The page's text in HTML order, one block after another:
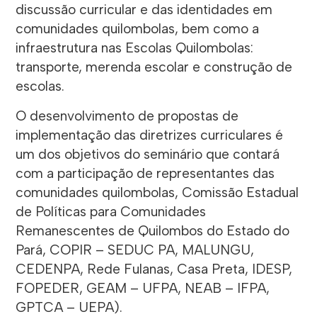
discussão curricular e das identidades em
comunidades quilombolas, bem como a
infraestrutura nas Escolas Quilombolas:
transporte, merenda escolar e construção de
escolas.
O desenvolvimento de propostas de
implementação das diretrizes curriculares é
um dos objetivos do seminário que contará
com a participação de representantes das
comunidades quilombolas, Comissão Estadual
de Políticas para Comunidades
Remanescentes de Quilombos do Estado do
Pará, COPIR – SEDUC PA, MALUNGU,
CEDENPA, Rede Fulanas, Casa Preta, IDESP,
FOPEDER, GEAM – UFPA, NEAB – IFPA,
GPTCA – UEPA).